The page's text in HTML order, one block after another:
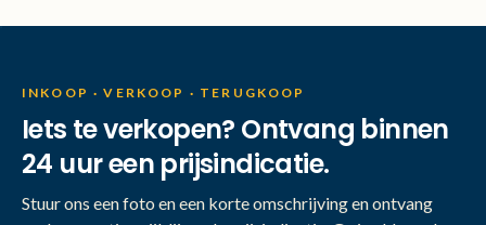
INKOOP · VERKOOP · TERUGKOOP
Iets te verkopen? Ontvang binnen
24 uur een prijsindicatie.
Stuur ons een foto en een korte omschrijving en ontvang